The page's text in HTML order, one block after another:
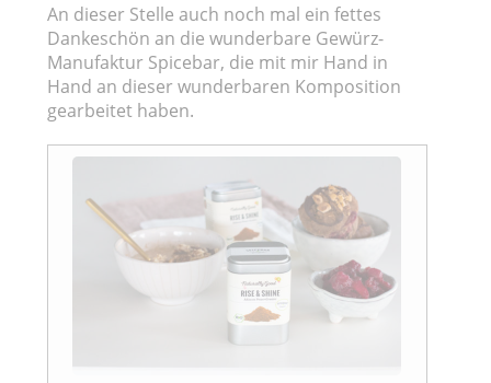
An dieser Stelle auch noch mal ein fettes
Dankeschön an die wunderbare Gewürz-
Manufaktur Spicebar, die mit mir Hand in
Hand an dieser wunderbaren Komposition
gearbeitet haben.